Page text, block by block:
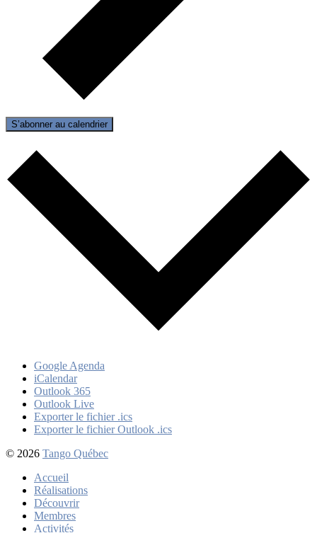
S’abonner au calendrier
Google Agenda
iCalendar
Outlook 365
Outlook Live
Exporter le fichier .ics
Exporter le fichier Outlook .ics
© 2026 Tango Québec
Accueil
Réalisations
Découvrir
Membres
Activités